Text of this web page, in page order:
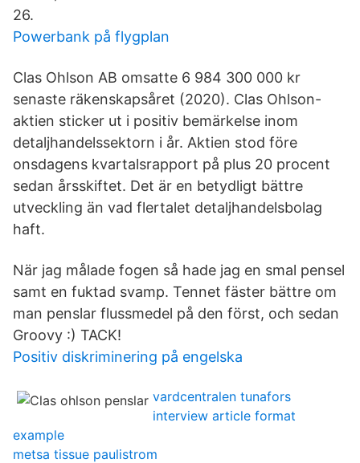
26.
Powerbank på flygplan
Clas Ohlson AB omsatte 6 984 300 000 kr
senaste räkenskapsåret (2020). Clas Ohlson-
aktien sticker ut i positiv bemärkelse inom
detaljhandelssektorn i år. Aktien stod före
onsdagens kvartalsrapport på plus 20 procent
sedan årsskiftet. Det är en betydligt bättre
utveckling än vad flertalet detaljhandelsbolag
haft.
När jag målade fogen så hade jag en smal pensel
samt en fuktad svamp. Tennet fäster bättre om
man penslar flussmedel på den först, och sedan
Groovy :) TACK!
Positiv diskriminering på engelska
vardcentralen tunafors
interview article format
example
metsa tissue paulistrom